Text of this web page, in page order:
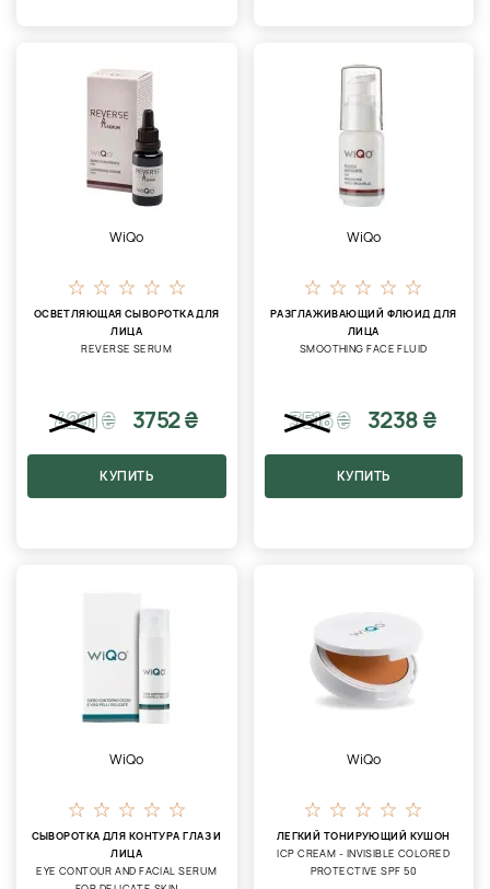
WiQo
ОСВЕТЛЯЮЩАЯ СЫВОРОТКА ДЛЯ
ЛИЦА
REVERSE SERUM
4291₴ 3752 ₴
КУПИТЬ
WiQo
РАЗГЛАЖИВАЮЩИЙ ФЛЮИД ДЛЯ
ЛИЦА
SMOOTHING FACE FLUID
3516₴ 3238 ₴
КУПИТЬ
WiQo
СЫВОРОТКА ДЛЯ КОНТУРА ГЛАЗ И
ЛИЦА
EYE CONTOUR AND FACIAL SERUM
WiQo
ЛЕГКИЙ ТОНИРУЮЩИЙ КУШОН
ICP CREAM - INVISIBLE COLORED
PROTECTIVE SPF 50